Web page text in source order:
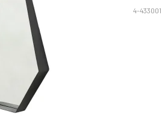
4-433001